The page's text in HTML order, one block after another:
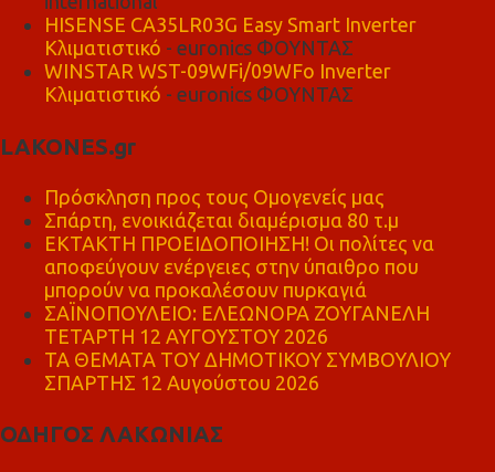
HISENSE CA35LR03G Easy Smart Inverter
Κλιματιστικό - euronics ΦΟΥΝΤΑΣ
WINSTAR WST-09WFi/09WFo Inverter
Κλιματιστικό - euronics ΦΟΥΝΤΑΣ
LAKONES.gr
Πρόσκληση προς τους Ομογενείς μας
Σπάρτη, ενοικιάζεται διαμέρισμα 80 τ.μ
ΕΚΤΑΚΤΗ ΠΡΟΕΙΔΟΠΟΙΗΣΗ! Οι πολίτες να
αποφεύγουν ενέργειες στην ύπαιθρο που
μπορούν να προκαλέσουν πυρκαγιά
ΣΑΪΝΟΠΟΥΛΕΙΟ: ΕΛΕΩΝΟΡΑ ΖΟΥΓΑΝΕΛΗ
ΤΕΤΑΡΤΗ 12 ΑΥΓΟΥΣΤΟΥ 2026
ΤΑ ΘΕΜΑΤΑ ΤΟΥ ΔΗΜΟΤΙΚΟΥ ΣΥΜΒΟΥΛΙΟΥ
ΣΠΑΡΤΗΣ 12 Αυγούστου 2026
ΟΔΗΓΟΣ ΛΑΚΩΝΙΑΣ